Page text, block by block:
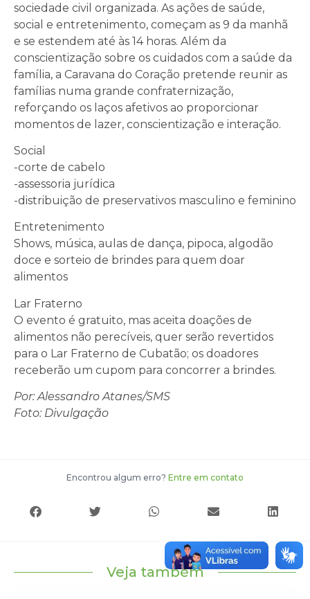
sociedade civil organizada. As ações de saúde,
social e entretenimento, começam as 9 da manhã
e se estendem até às 14 horas. Além da
conscientização sobre os cuidados com a saúde da
família, a Caravana do Coração pretende reunir as
famílias numa grande confraternização,
reforçando os laços afetivos ao proporcionar
momentos de lazer, conscientização e interação.
Social
-corte de cabelo
-assessoria jurídica
-distribuição de preservativos masculino e feminino
Entretenimento
Shows, música, aulas de dança, pipoca, algodão
doce e sorteio de brindes para quem doar
alimentos
Lar Fraterno
O evento é gratuito, mas aceita doações de
alimentos não perecíveis, quer serão revertidos
para o Lar Fraterno de Cubatão; os doadores
receberão um cupom para concorrer a brindes.
Por: Alessandro Atanes/SMS
Foto: Divulgação
Encontrou algum erro? Entre em contato
Veja também